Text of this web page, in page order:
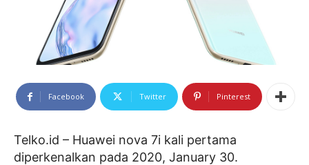
Facebook Twitter Pinterest
Telko.id – Huawei nova 7i kali pertama
diperkenalkan pada 2020, January 30.